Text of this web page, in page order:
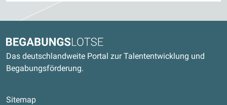
Begabungslotse
Das deutschlandweite Portal zur Talententwicklung und
Begabungsförderung.
Sitemap